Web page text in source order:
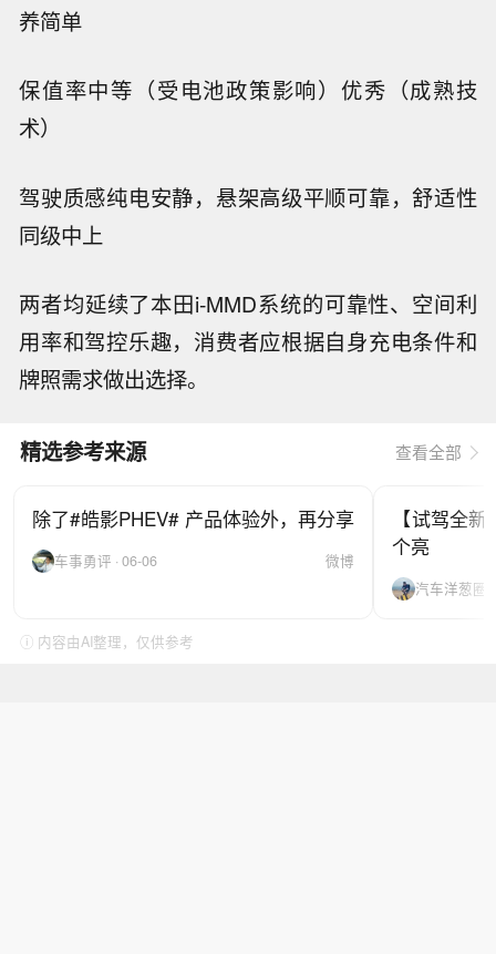
养简单
保值率中等（受电池政策影响）优秀（成熟技
术）
驾驶质感纯电安静，悬架高级平顺可靠，舒适性
同级中上
两者均延续了本田i-MMD系统的可靠性、空间利
用率和驾控乐趣，消费者应根据自身充电条件和
牌照需求做出选择。
精选参考来源 查看全部
除了#皓影PHEV# 产品体验外，再分享
车事勇评 · 06-06 微博
【试驾全
个亮
汽车洋葱圈-
ⓘ 内容由AI整理，仅供参考